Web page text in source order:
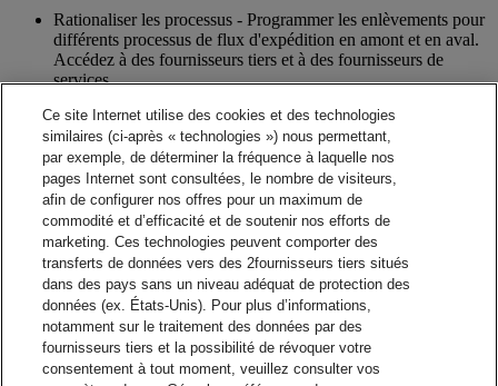
Rationaliser les processus - Programmer les enlèvements pour
différents processus de flux d'expédition en amont et en aval.
Accédez à des fournisseurs tiers et à des fournisseurs de
services.
à garantir l'exactitude
Notifications - Possibilité de mettre en place des notifications
par courrier électronique pour les documents d'expédition et
les instructions à vos clients et fournisseurs.
Visibilité - Vérifiez en temps réel l'état de chaque envoi et
visualisez les détails du suivi.
Rapports - Rapports en ligne faciles à utiliser, qui peuvent être
téléchargés pour vos besoins d'analyse d'entreprise.
Capacités d'intégration - Aidez à accroître l'efficacité en
utilisant votre système interne.
Contact commercial
Solutions de gestion des expéditions
Ce site Internet utilise des cookies et des technologies
similaires (ci-après « technologies ») nous permettant,
par exemple, de déterminer la fréquence à laquelle nos
pages Internet sont consultées, le nombre de visiteurs,
afin de configurer nos offres pour un maximum de
commodité et d’efficacité et de soutenir nos efforts de
marketing. Ces technologies peuvent comporter des
transferts de données vers des 2fournisseurs tiers situés
dans des pays sans un niveau adéquat de protection des
données (ex. États-Unis). Pour plus d’informations,
notamment sur le traitement des données par des
fournisseurs tiers et la possibilité de révoquer votre
consentement à tout moment, veuillez consulter vos